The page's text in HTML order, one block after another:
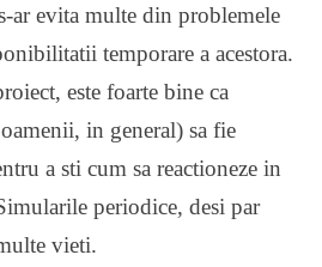
ar evita multe din problemele
temporare a acestora.
este foarte bine ca
in general) sa fie
a sti cum sa reactioneze in
periodice, desi par
vieti.